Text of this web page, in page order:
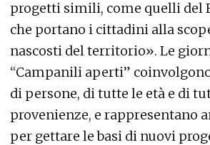
progetti simili, come quelli del
che portano i cittadini alla
nascosti del territorio». Le
“Campanili aperti”
di persone, di tutte le età e di
provenienze, e rappresentano
per gettare le basi di nuovi